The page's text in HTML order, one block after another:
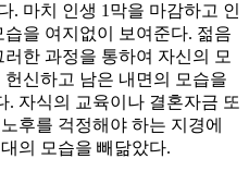
. 마치 인생 1막을 마감하고 인
을 여지없이 보여준다. 젊음
한 과정을 통하여 자신의 모
신하고 남은 내면의 모습을
. 자식의 교육이나 결혼자금 또
후를 걱정해야 하는 지경에
의 모습을 빼닮았다.